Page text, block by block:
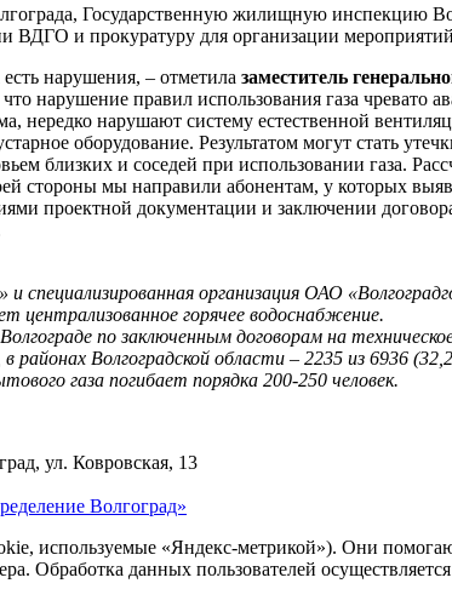
Государственную жилищную инспекцию
ВДГО и прокуратуру для организации
нарушения, – отметила заместитель
нарушение правил использования газа чревато
нередко нарушают систему естественной
оборудование. Результатом могут стать
близких и соседей при использовании газа.
стороны мы направили абонентам, у которых
проектной документации и заключении
специализированная организация ОАО
централизованное горячее водоснабжение.
по заключенным договорам на
районах Волгоградской области – 2235 из 6936
газа погибает порядка 200-250 человек.
ул. Ковровская, 13
Волгоград»
используемые «Яндекс-метрикой»). Они
Обработка данных пользователей